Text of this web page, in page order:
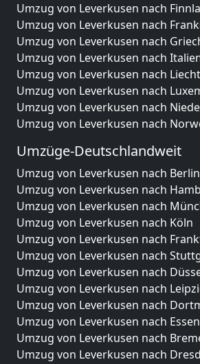
Umzug von Leverkusen nach
Umzug von Leverkusen nach
Umzug von Leverkusen nach
Umzug von Leverkusen nach
Umzug von Leverkusen nach
Umzug von Leverkusen nach
Umzug von Leverkusen nach
Umzug von Leverkusen nach
Umzüge-Deutschlandweit
Umzug von Leverkusen nach Berlin
Umzug von Leverkusen nach
Umzug von Leverkusen nach
Umzug von Leverkusen nach Köln
Umzug von Leverkusen nach
Umzug von Leverkusen nach
Umzug von Leverkusen nach
Umzug von Leverkusen nach
Umzug von Leverkusen nach
Umzug von Leverkusen nach Essen
Umzug von Leverkusen nach
Umzug von Leverkusen nach